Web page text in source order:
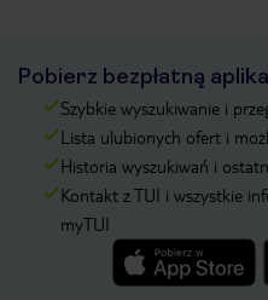
Pobierz bezpłatną
Szybkie wyszukiwanie i
Lista ulubionych ofert i
Historia wyszukiwań i
Kontakt z TUI i wszystkie
myTUI